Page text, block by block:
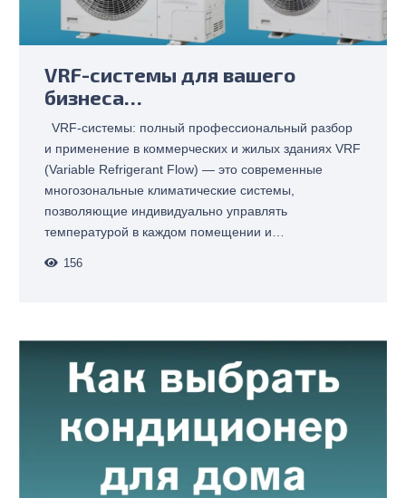
VRF-системы для вашего
бизнеса…
VRF-системы: полный профессиональный разбор
и применение в коммерческих и жилых зданиях VRF
(Variable Refrigerant Flow) — это современные
многозональные климатические системы,
позволяющие индивидуально управлять
температурой в каждом помещении и…
156